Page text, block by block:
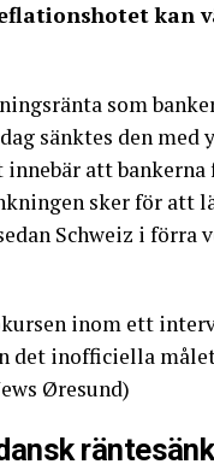
kan
som
sänktes den med
att
sker för att
Schweiz i förra
inom ett
det inofficiella
Øresund)